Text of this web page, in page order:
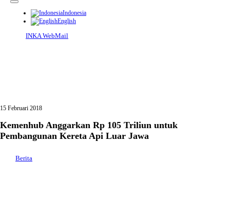
Indonesia
English
INKA WebMail
15 Februari 2018
Kemenhub Anggarkan Rp 105 Triliun untuk
Pembangunan Kereta Api Luar Jawa
Berita